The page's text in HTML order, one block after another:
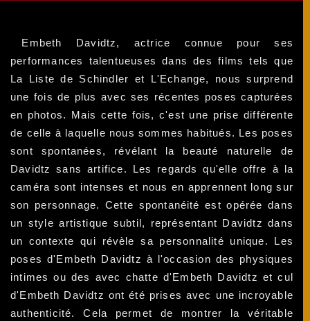
Embeth Davidtz, actrice connue pour ses
performances talentueuses dans des films tels que
La Liste de Schindler et L'Echange, nous surprend
une fois de plus avec ses récentes poses capturées
en photos. Mais cette fois, c'est une prise différente
de celle à laquelle nous sommes habitués. Les poses
sont spontanées, révélant la beauté naturelle de
Davidtz sans artifice. Les regards qu'elle offre à la
caméra sont intenses et nous en apprennent long sur
son personnage. Cette spontanéité est opérée dans
un style artistique subtil, représentant Davidtz dans
un contexte qui révèle sa personnalité unique. Les
poses d'Embeth Davidtz à l'occasion des physiques
intimes ou des avec chatte d'Embeth Davidtz et cul
d'Embeth Davidtz ont été prises avec une incroyable
authenticité. Cela permet de montrer la véritable